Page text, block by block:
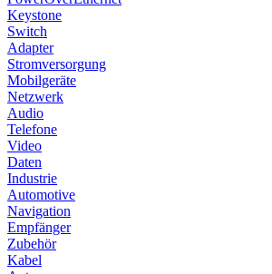
Keystone
Switch
Adapter
Stromversorgung
Mobilgeräte
Netzwerk
Audio
Telefone
Video
Daten
Industrie
Automotive
Navigation
Empfänger
Zubehör
Kabel